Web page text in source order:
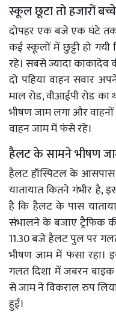
स्कूल छूटा तो हजारों
दोपहर एक बजे एक घंटे तक
कई स्कूलों में छुट्टी हो
रहे। सबसे ज्यादा
दो पहिया वाहन सवार
माल रोड, वीआईपी रोड का
भीषण जाम लगा और वाहनों
वाहन जाम में फंसे रहे।
हैलट के सामने भीषण
हैलट हॉस्पिटल के आसपास
यातायात कितने गंभीर है,
है कि हैलट के पास
संभालने के बजाए ट्रैफिक
11.30 बजे हैलट पुल पर
भीषण जाम में फंसा रहा।
गलत दिशा में जबरन
से जाम ने विकराल रुप
हुई।